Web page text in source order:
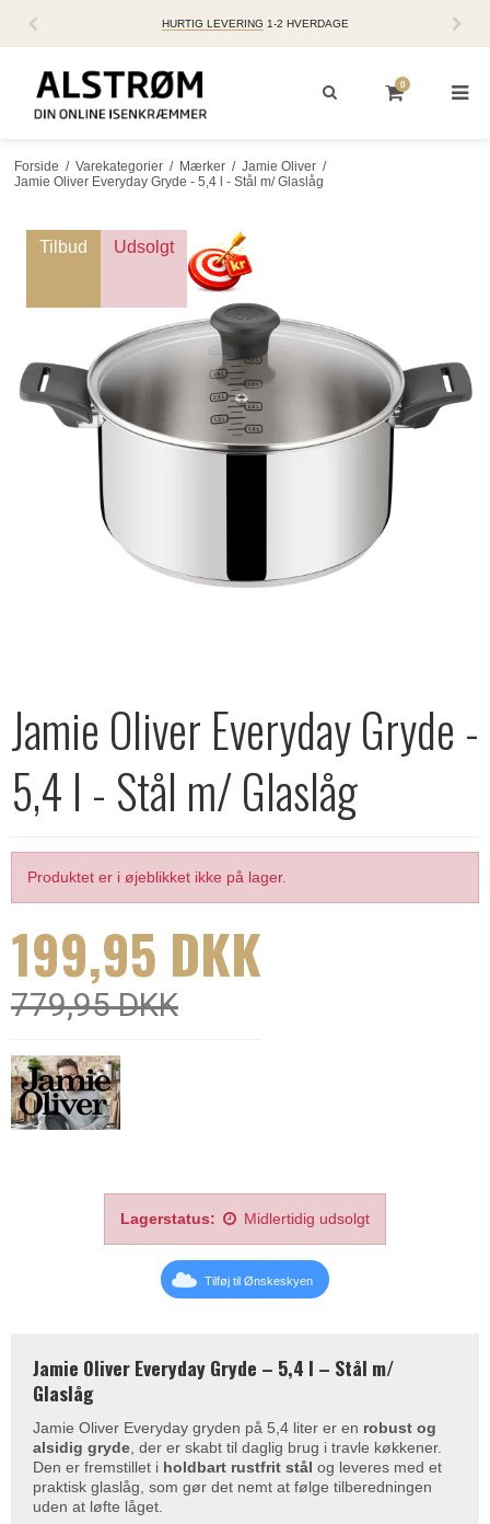
LEVERING 1-2 HVERDAGE
0
Forside / Varekategorier / Mærker / Jamie Oliver /
Jamie Oliver Everyday Gryde - 5,4 l - Stål m/ Glaslåg
Tilbud Udsolgt
Jamie Oliver Everyday Gryde -
5,4 l - Stål m/ Glaslåg
Produktet er i øjeblikket ikke på lager.
199,95 DKK
779,95 DKK
Lagerstatus: Midlertidig udsolgt
Tilføj til Ønskeskyen
Jamie Oliver Everyday Gryde – 5,4 l – Stål m/
Glaslåg
Jamie Oliver Everyday gryden på 5,4 liter er en robust og
alsidig gryde , der er skabt til daglig brug i travle køkkener.
Den er fremstillet i holdbart rustfrit stål og leveres med et
praktisk glaslåg, som gør det nemt at følge tilberedningen
uden at løfte låget.